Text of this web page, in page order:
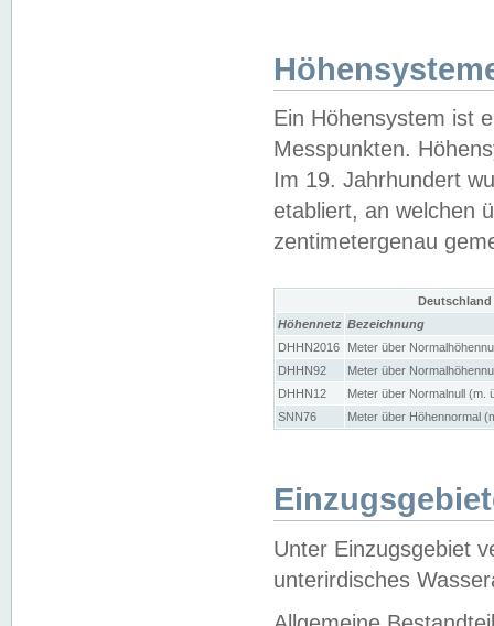
Ein Höhensystem ist
Messpunkten.
Im 19. Jahrhundert
etabliert, an welchen
zentimetergenau
Höhennetz Bezeichnung
DHHN2016
Meter über
DHHN92
Meter über
DHHN12
Meter über Normalnull (m.
SNN76
Meter über Höhennormal
Unter Einzugsgebiet
unterirdisches